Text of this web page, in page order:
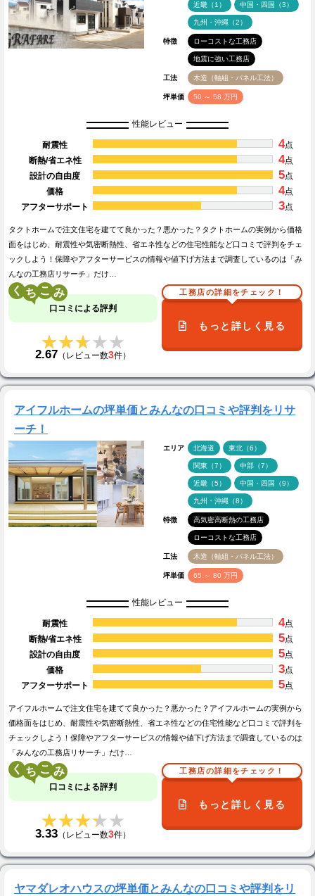
近畿（1） 中国・四国（3）
九州・沖縄（2）
特徴 ローコストな工務店
地震に強い工務店
工法 木造（軸組・パネル工法）
坪単価 50 ～ 58 万円
性能レビュー
耐震性 4点
断熱/省エネ性
4点
設計の自由度
5点
価格
4点
アフターサポート
3点
タクトホームで注文住宅を建てて良かった？悪かった？タクトホームの実例から価格
面をはじめ、耐震性や気密断熱性、省エネ性などの住宅性能など口コミで評判をチェ
ックしよう！保障やアフターサービスの情報や値下げ方法まで調査しているのは「み
んなの工務店リサーチ」だけ…
く こ
口コミによる評判
★★★★★
★★★★★
2.67 （レビュー数3件）
工務店の詳細をチェック！
もっと詳しく見る
アイフルホームの坪単価とみんなの口コミや評判をリサ
ーチ！
エリア 北海道 東北（6）
関東（7） 中部（7）
近畿（5） 中国・四国（9）
九州・沖縄（8）
特徴 高気密高断熱の工務店
ローコストな工務店
工法 木造（軸組・パネル工法）
坪単価 65 ～ 80 万円
性能レビュー
耐震性 4点
断熱/省エネ性
5点
設計の自由度
5点
価格
3点
アフターサポート
5点
アイフルホームで注文住宅を建てて良かった？悪かった？アイフルホームの実例から
価格面をはじめ、耐震性や気密断熱性、省エネ性などの住宅性能など口コミで評判を
チェックしよう！保障やアフターサービスの情報や値下げ方法まで調査しているのは
「みんなの工務店リサーチ」だけ…
く こ
口コミによる評判
★★★★★
★★★★★
3.33 （レビュー数3件）
工務店の詳細をチェック！
もっと詳しく見る
ヤマダレオハウスの坪単価とみんなの口コミや評判をリ